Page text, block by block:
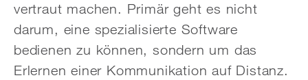
vertraut machen. Primär geht es nicht
darum, eine spezialisierte Software
bedienen zu können, sondern um das
Erlernen einer Kommunikation auf Distanz.